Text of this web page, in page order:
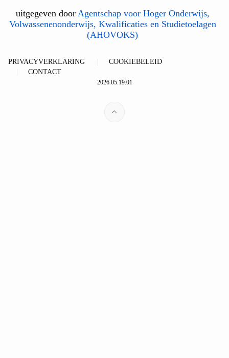
uitgegeven door Agentschap voor Hoger Onderwijs,
Volwassenenonderwijs, Kwalificaties en Studietoelagen
(AHOVOKS)
PRIVACYVERKLARING
COOKIEBELEID
CONTACT
2026.05.19.01